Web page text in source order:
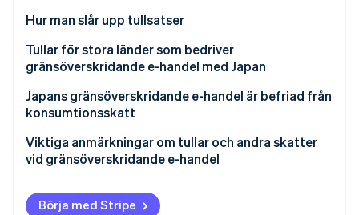
Beskattningsmetod
Hur man slår upp tullsatser
HS-kod
World Tariff
Rules of Origin Facilitator
Tullar för stora länder som bedriver
gränsöverskridande e-handel med Japan
Kina
Sydkorea
Japans gränsöverskridande e-handel är befriad från
konsumtionsskatt
Befrielse från skatt på export
Återbetalning av konsumtionsskatt
Viktiga anmärkningar om tullar och andra skatter
vid gränsöverskridande e-handel
Ange tydligt det tullbelopp som kunden ska betala
på din webbplats för gränsöverskridande e-handel
Börja med Stripe